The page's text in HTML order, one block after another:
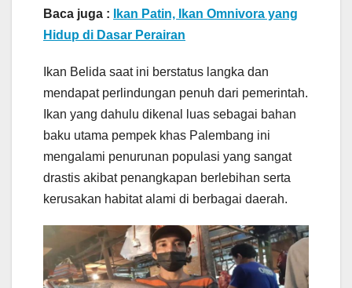
Baca juga :
Ikan Patin, Ikan Omnivora yang
Hidup di Dasar Perairan
Ikan Belida saat ini berstatus langka dan
mendapat perlindungan penuh dari pemerintah.
Ikan yang dahulu dikenal luas sebagai bahan
baku utama pempek khas Palembang ini
mengalami penurunan populasi yang sangat
drastis akibat penangkapan berlebihan serta
kerusakan habitat alami di berbagai daerah.